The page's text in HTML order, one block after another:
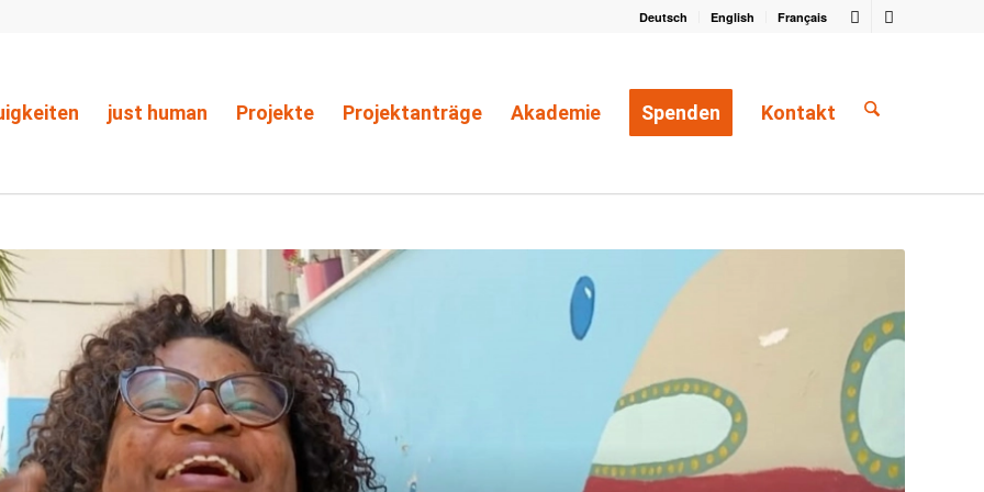
Deutsch English Français
just human Projekte Projektanträge Akademie Spenden Kontakt